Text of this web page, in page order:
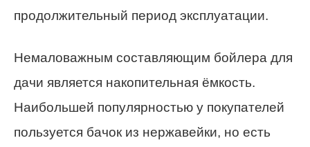
продолжительный период эксплуатации.
Немаловажным составляющим бойлера для
дачи является накопительная ёмкость.
Наибольшей популярностью у покупателей
пользуется бачок из нержавейки, но есть